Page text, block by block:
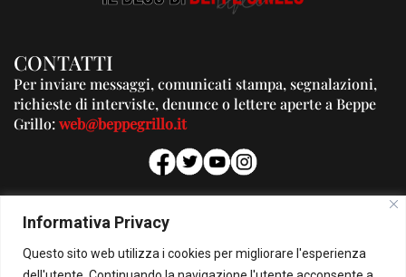
Informativa Privacy
Questo sito web utilizza i cookies per migliorare l'esperienza
CONTATTI
Per inviare messaggi, comunicati stampa, segnalazioni,
richieste di interviste, denunce o lettere aperte a Beppe
Grillo:web@beppegrillo.it
PUBBLICITA'
Per la tua pubblicità su questo Blog:
pubblicita@beppegrillo.it